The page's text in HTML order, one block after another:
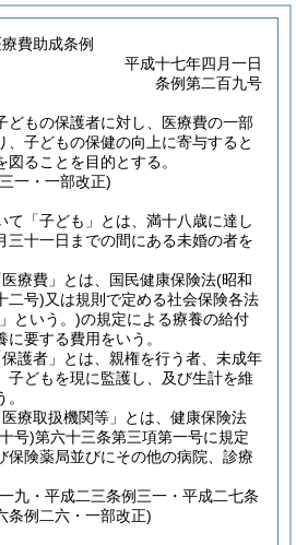
費助成条例
平成十七年四月一日
条例第二百九号
どもの保護者に対し、医療費の一部
、子どもの保健の向上に寄与すると
ることを目的とする。
一・一部改正)
て「子ども」とは、満十八歳に達し
三十一日までの間にある未婚の者を
療費」とは、国民健康保険法(昭和
二号)又は規則で定める社会保険各法
という。)の規定による療養の給付
要する費用をいう。
護者」とは、親権を行う者、未成年
子どもを現に監護し、及び生計を維
療取扱機関等」とは、健康保険法
号)第六十三条第三項第一号に規定
保険薬局並びにその他の病院、診療
九・平成二三条例三一・平成二七条
条例二六・一部改正)